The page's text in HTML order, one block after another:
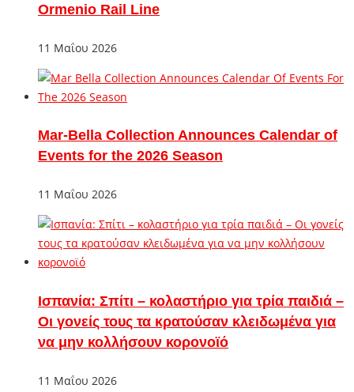
Ormenio Rail Line
11 Μαΐου 2026
Mar-Bella Collection Announces Calendar of
Events for the 2026 Season
11 Μαΐου 2026
Ισπανία: Σπίτι – κολαστήριο για τρία παιδιά –
Οι γονείς τους τα κρατούσαν κλειδωμένα για
να μην κολλήσουν κορονοϊό
11 Μαΐου 2026